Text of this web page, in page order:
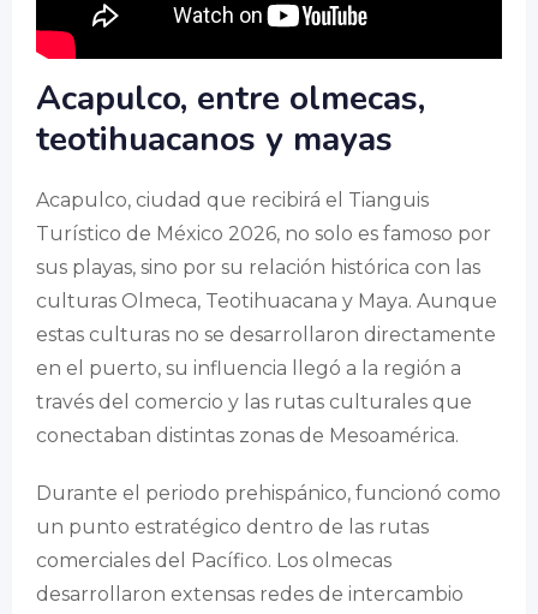
Acapulco, entre olmecas,
teotihuacanos y mayas
Acapulco, ciudad que recibirá el Tianguis
Turístico de México 2026, no solo es famoso por
sus playas, sino por su relación histórica con las
culturas Olmeca, Teotihuacana y Maya. Aunque
estas culturas no se desarrollaron directamente
en el puerto, su influencia llegó a la región a
través del comercio y las rutas culturales que
conectaban distintas zonas de Mesoamérica.
Durante el periodo prehispánico, funcionó como
un punto estratégico dentro de las rutas
comerciales del Pacífico. Los olmecas
desarrollaron extensas redes de intercambio